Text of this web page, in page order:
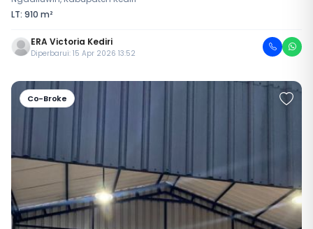
LT: 910 m²
ERA Victoria Kediri
Diperbarui: 15 Apr 2026 13:52
Co-Broke